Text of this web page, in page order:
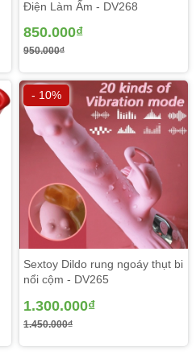
Điện Làm Ấm - DV268
850.000₫
950.000₫
- 10%
Sextoy Dildo rung ngoáy thụt bi
nổi cộm - DV265
1.300.000₫
1.450.000₫